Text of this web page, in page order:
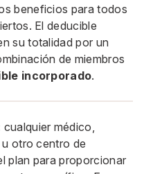
beneficios para todos
El deducible
su totalidad por un
de miembros
incorporado.
cualquier médico,
otro centro de
plan para proporcionar